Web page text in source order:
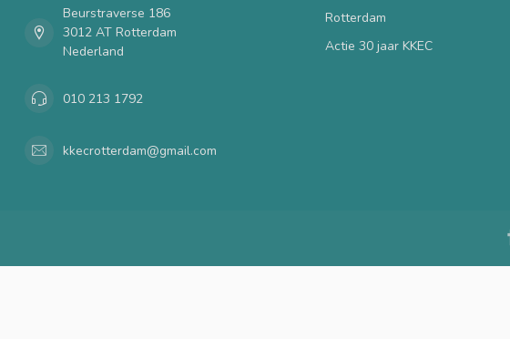
Beurstraverse 186
3012 AT Rotterdam
Nederland
010 213 1792
kkecrotterdam@gmail.com
Rotterdam
Actie 30 jaar KKEC